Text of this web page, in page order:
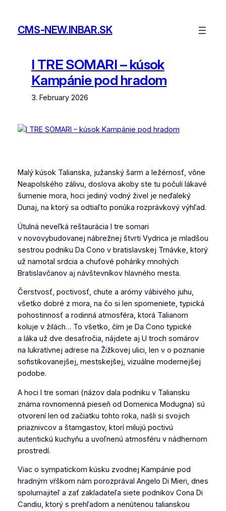
contentCMS-NEW.INBAR.SK
I TRE SOMARI – kúsok
Kampánie pod hradom
3. February 2026
Malý kúsok Talianska, južanský šarm a ležérnosť, vône
Neapolského zálivu, doslova akoby ste tu počuli lákavé
šumenie mora, hoci jediný vodný živel je neďaleký
Dunaj, na ktorý sa odtiaľto ponúka rozprávkový výhľad.
Útulná neveľká reštaurácia I tre somari
v novovybudovanej nábrežnej štvrti Vydrica je mladšou
sestrou podniku Da Cono v bratislavskej Trnávke, ktorý
už namotal srdcia a chuťové poháriky mnohých
Bratislavčanov aj návštevníkov hlavného mesta.
Čerstvosť, poctivosť, chute a arómy vábivého juhu,
všetko dobré z mora, na čo si len spomeniete, typická
pohostinnosť a rodinná atmosféra, ktorá Talianom
koluje v žilách… To všetko, čím je Da Cono typické
a láka už dve desaťročia, nájdete aj U troch somárov
na lukratívnej adrese na Žižkovej ulici, len v o poznanie
sofistikovanejšej, mestskejšej, vizuálne modernejšej
podobe.
A hoci I tre somari (názov dala podniku v Taliansku
známa rovnomenná pieseň od Domenica Modugna) sú
otvorení len od začiatku tohto roka, našli si svojich
priaznivcov a štamgastov, ktorí milujú poctivú
autentickú kuchyňu a uvoľnenú atmosféru v nádhernom
prostredí.
Viac o sympatickom kúsku zvodnej Kampánie pod
hradným vŕškom nám porozprával Angelo Di Mieri, dnes
spolumajiteľ a zať zakladateľa siete podnikov Cona Di
Candiu, ktorý s prehľadom a nenútenou talianskou